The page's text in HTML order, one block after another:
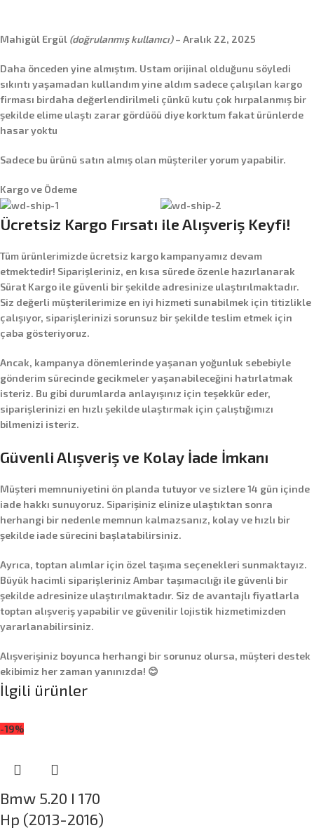
Mahigül Ergül (doğrulanmış kullanıcı) – Aralık 22, 2025
Daha önceden yine almıştım. Ustam orijinal olduğunu söyledi
sıkıntı yaşamadan kullandım yine aldım sadece çalışılan kargo
firması birdaha değerlendirilmeli çünkü kutu çok hırpalanmış bir
şekilde elime ulaştı zarar gördüöü diye korktum fakat ürünlerde
hasar yoktu
Sadece bu ürünü satın almış olan müşteriler yorum yapabilir.
Kargo ve Ödeme
Ücretsiz Kargo Fırsatı ile Alışveriş Keyfi!
Tüm ürünlerimizde ücretsiz kargo kampanyamız devam
etmektedir! Siparişleriniz, en kısa sürede özenle hazırlanarak
Sürat Kargo ile güvenli bir şekilde adresinize ulaştırılmaktadır.
Siz değerli müşterilerimize en iyi hizmeti sunabilmek için titizlikle
çalışıyor, siparişlerinizi sorunsuz bir şekilde teslim etmek için
çaba gösteriyoruz.
Ancak, kampanya dönemlerinde yaşanan yoğunluk sebebiyle
gönderim sürecinde gecikmeler yaşanabileceğini hatırlatmak
isteriz. Bu gibi durumlarda anlayışınız için teşekkür eder,
siparişlerinizi en hızlı şekilde ulaştırmak için çalıştığımızı
bilmenizi isteriz.
Güvenli Alışveriş ve Kolay İade İmkanı
Müşteri memnuniyetini ön planda tutuyor ve sizlere14 gün içinde
iade hakkı sunuyoruz. Siparişiniz elinize ulaştıktan sonra
herhangi bir nedenle memnun kalmazsanız, kolay ve hızlı bir
şekilde iade sürecini başlatabilirsiniz.
Ayrıca, toptan alımlar için özel taşıma seçenekleri sunmaktayız.
Büyük hacimli siparişleriniz Ambar taşımacılığı ile güvenli bir
şekilde adresinize ulaştırılmaktadır. Siz de avantajlı fiyatlarla
toptan alışveriş yapabilir ve güvenilir lojistik hizmetimizden
yararlanabilirsiniz.
Alışverişiniz boyunca herhangi bir sorunuz olursa, müşteri destek
ekibimiz her zaman yanınızda! 😊
İlgili ürünler
-19%
Bmw 5.20 I 170
Hp (2013-2016)